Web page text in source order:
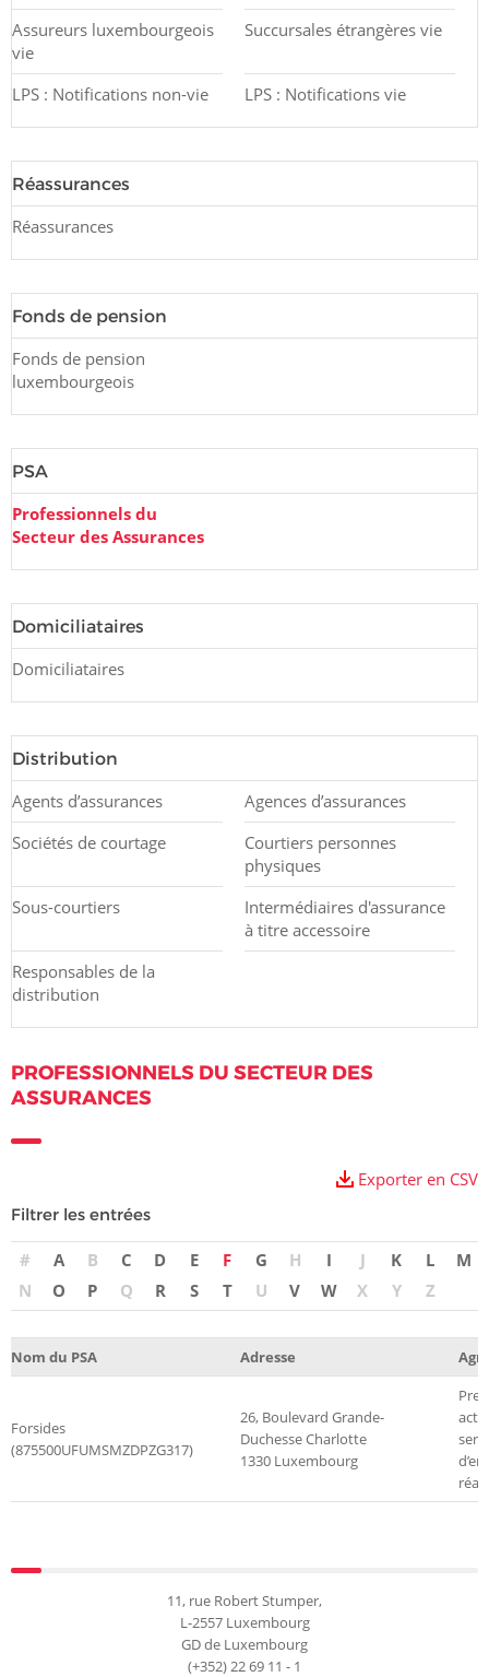
Assureurs luxembourgeois
vie
Succursales étrangères vie
LPS : Notifications non-vie LPS : Notifications vie
Réassurances
Réassurances
Fonds de pension
Fonds de pension
luxembourgeois
PSA
Professionnels du
Secteur des Assurances
Domiciliataires
Domiciliataires
Distribution
Agents d’assurances
Agences d’assurances
Sociétés de courtage
Courtiers personnes
physiques
Sous-courtiers
Intermédiaires d'assurance
à titre accessoire
Responsables de la
distribution
PROFESSIONNELS DU SECTEUR DES
ASSURANCES
Exporter en CSV
Filtrer les entrées
# A B C D E F G H I J K L
M
N
O P Q R S T U V W X Y Z
Nom du PSA Adresse
Forsides
(875500UFUMSMZDPZG317)
26, Boulevard Grande-
Duchesse Charlotte
1330 Luxembourg
11, rue Robert Stumper,
L-2557 Luxembourg
GD de Luxembourg
(+352) 22 69 11 - 1